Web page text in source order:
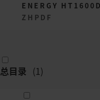
ENERGY HT1600D
ZH PDF
总目录 (1)